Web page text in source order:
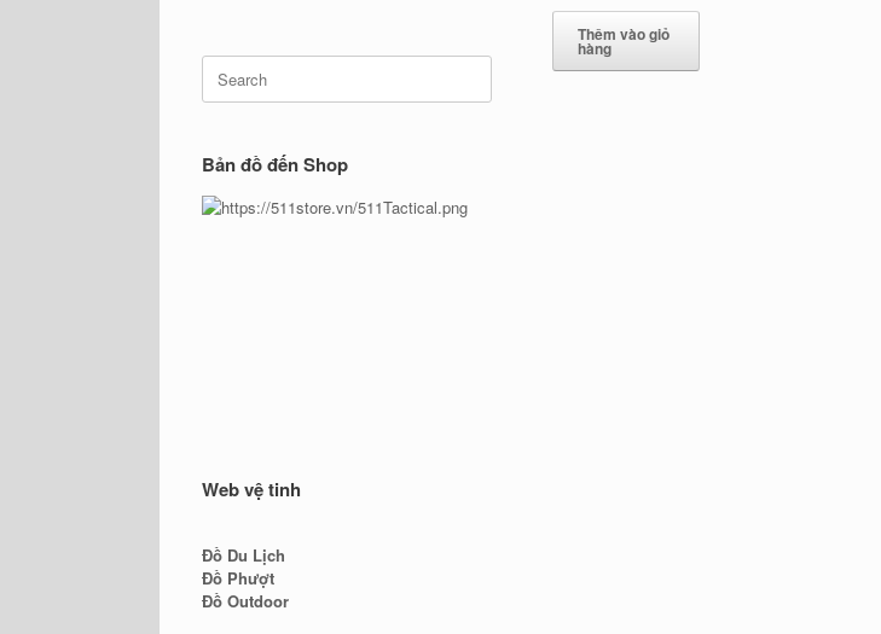
Thêm vào giỏ
hàng
Search
for:
Bản đồ đến Shop
Web vệ tinh
Đồ Du Lịch
Đồ Phượt
Đồ Outdoor